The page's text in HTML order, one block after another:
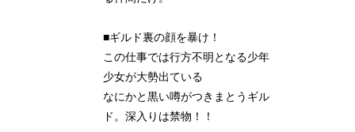
■ギルド裏の顔を暴け！
この仕事では行方不明となる少年
少女が大勢出ている
なにかと黒い噂がつきまとうギル
ド。深入りは禁物！！